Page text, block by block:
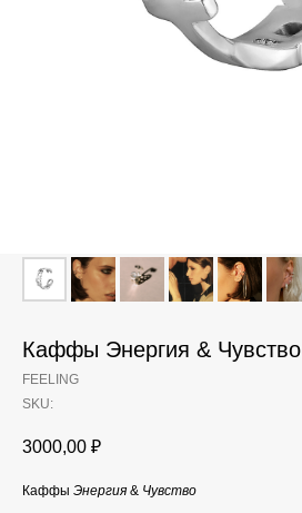
Каффы Энергия & Чувство
FEELING
SKU:
3000,00 ₽
Каффы Энергия & Чувство